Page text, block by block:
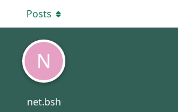
N
net.bsh
Posts